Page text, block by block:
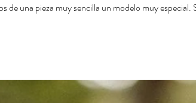
de una pieza muy sencilla un modelo muy